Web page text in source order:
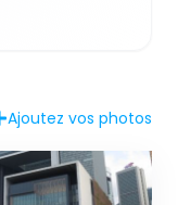
Ajoutez vos photos